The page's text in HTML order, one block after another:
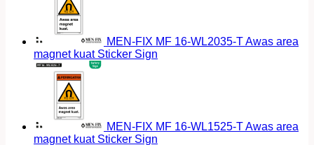
MEN-FIX MF 16-WL2035-T Awas area
magnet kuat Sticker Sign
MEN-FIX MF 16-WL1525-T Awas area
magnet kuat Sticker Sign